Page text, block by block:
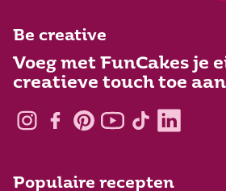
Be creative
Voeg met FunCakes je
creatieve touch toe
Populaire recepten